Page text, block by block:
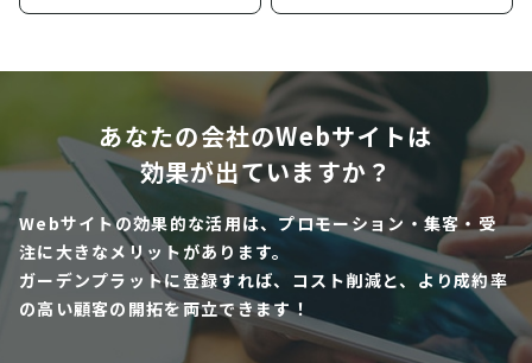
あなたの会社のWebサイトは
効果が出ていますか？
Webサイトの効果的な活用は、プロモーション・集客・受
注に大きなメリットがあります。
ガーデンプラットに登録すれば、コスト削減と、より成約率
の高い顧客の開拓を両立できます！